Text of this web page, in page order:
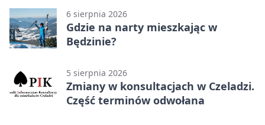
6 sierpnia 2026
Gdzie na narty mieszkając w
Będzinie?
5 sierpnia 2026
Zmiany w konsultacjach w Czeladzi.
Część terminów odwołana